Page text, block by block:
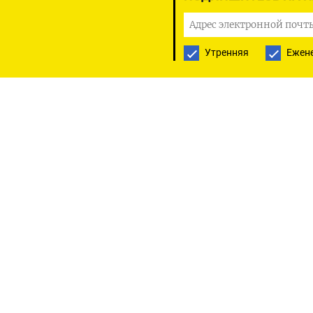
Утренняя
«Право ⁠Euroclear на
Учитывая закрытый
мы не ​можем